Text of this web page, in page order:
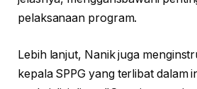
pelaksanaan program.
Lebih lanjut, Nanik juga
kepala SPPG yang terlibat dalam